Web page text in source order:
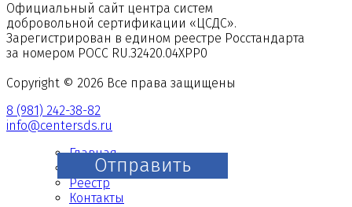
Отправить
Официальный сайт центра систем
добровольной сертификации «ЦСДС».
Зарегистрирован в едином реестре Росстандарта
за номером РОСС RU.З2420.04ХРР0
Copyright © 2026 Все права защищены
8 (981) 242-38-82
info@centersds.ru
Главная
О нас
Реестр
Контакты